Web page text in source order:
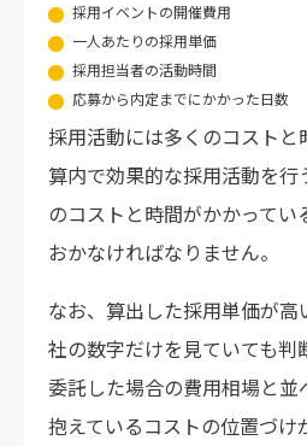
採用イベントの開催費用
一人あたりの採用単価
採用担当者の活動時間
応募から内定までにかかった日数
採用活動には多くのコストと
算内で効果的な採用活動を
のコストと時間がかかってい
おかなければなりません。
なお、算出した採用単価が高
社の数字だけを見ていても判
委託した場合の費用相場と並
抱えているコストの位置づけ